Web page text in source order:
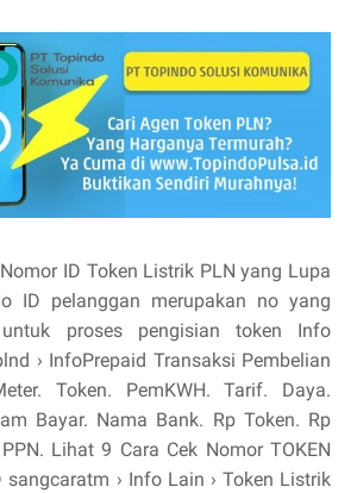
ID Token Listrik PLN yang Lupa
ID pelanggan merupakan no yang
proses pengisian token Info
› InfoPrepaid Transaksi Pembelian
Token. PemKWH. Tarif. Daya.
Bayar. Nama Bank. Rp Token. Rp
Lihat 9 Cara Cek Nomor TOKEN
sangcaratm › Info Lain › Token Listrik